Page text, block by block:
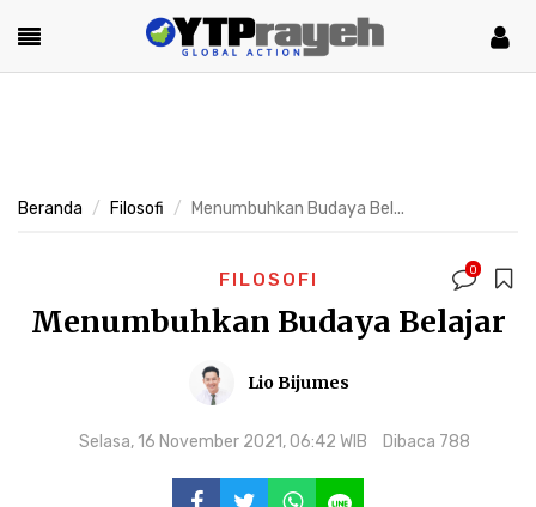
Beranda Filosofi Menumbuhkan Budaya Bel...
FILOSOFI 0
Menumbuhkan Budaya Belajar
Lio Bijumes
Selasa, 16 November 2021, 06:42 WIB Dibaca 788